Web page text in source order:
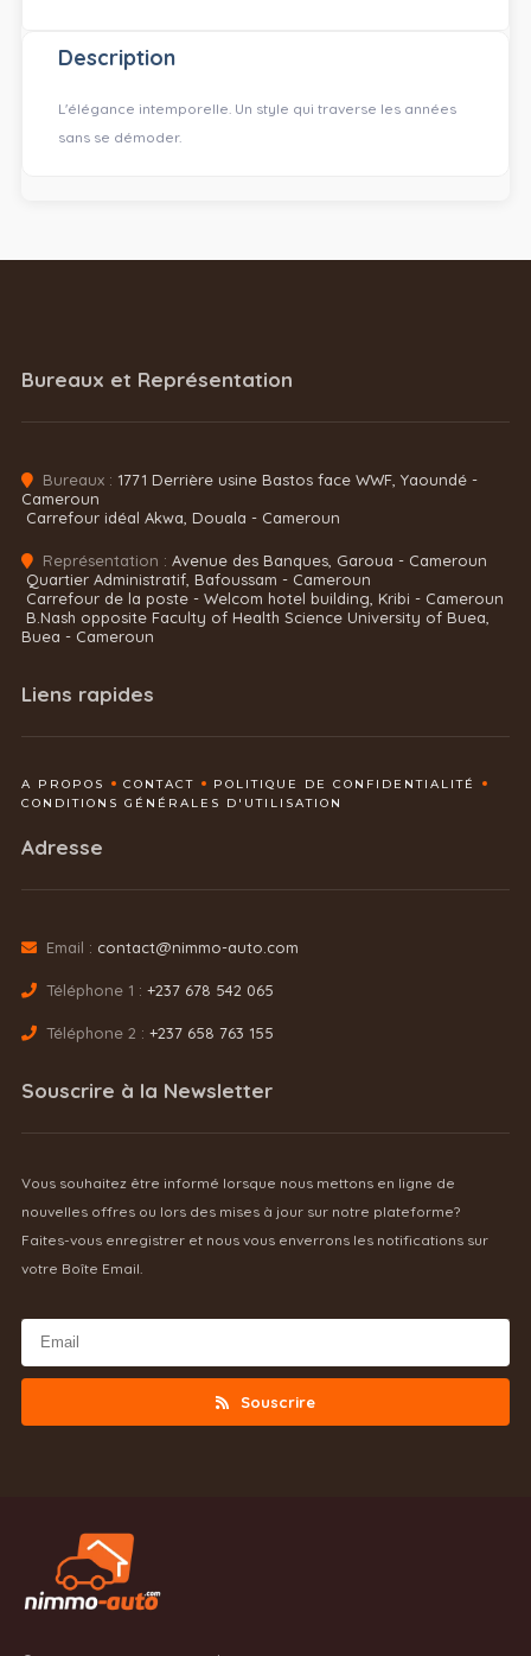
Description
L'élégance intemporelle. Un style qui traverse les années
sans se démoder.
Bureaux et Représentation
Bureaux : 1771 Derrière usine Bastos face WWF, Yaoundé -
Cameroun
Carrefour idéal Akwa, Douala - Cameroun
Représentation : Avenue des Banques, Garoua - Cameroun
Quartier Administratif, Bafoussam - Cameroun
Carrefour de la poste - Welcom hotel building, Kribi - Cameroun
B.Nash opposite Faculty of Health Science University of Buea,
Buea - Cameroun
Liens rapides
A PROPOS CONTACT
POLITIQUE DE CONFIDENTIALITÉ
CONDITIONS GÉNÉRALES D'UTILISATION
Adresse
Email : contact@nimmo-auto.com
Téléphone 1 : +237 678 542 065
Téléphone 2 : +237 658 763 155
Souscrire à la Newsletter
Vous souhaitez être informé lorsque nous mettons en ligne de
nouvelles offres ou lors des mises à jour sur notre plateforme?
Faites-vous enregistrer et nous vous enverrons les notifications sur
votre Boîte Email.
Souscrire